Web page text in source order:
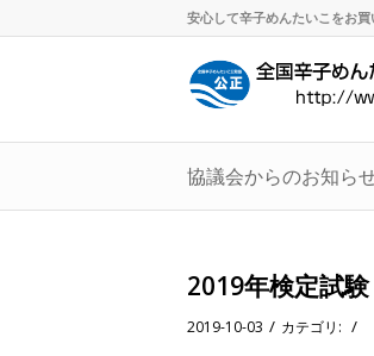
安心して辛子めんたいこをお
協議会からのお知ら
2019年検定試
2019-10-03 / カテゴリ: /